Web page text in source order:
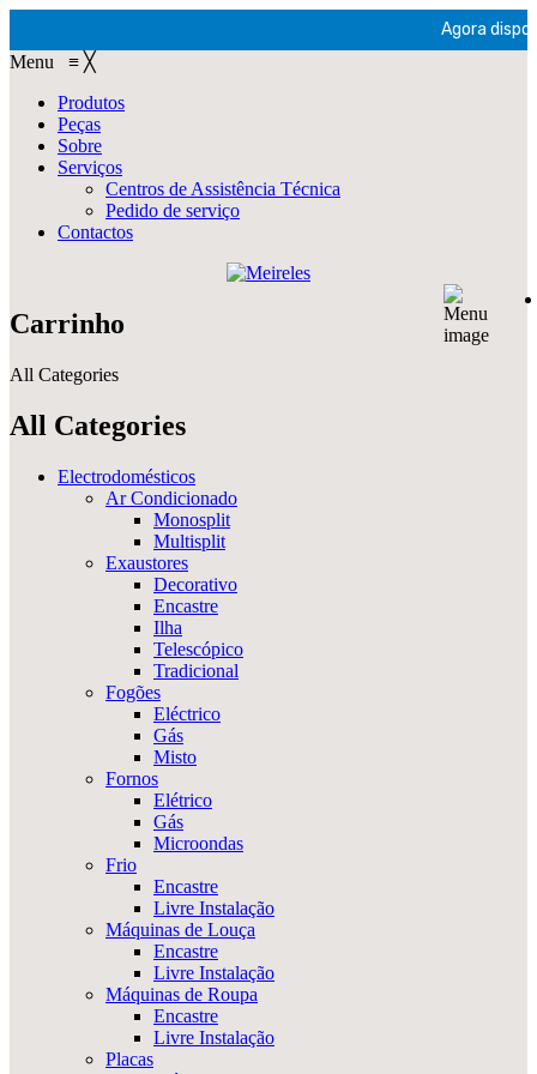
Agora
Menu ≡ ╳
Produtos
Peças
Sobre
Serviços
Centros de Assistência Técnica
Pedido de serviço
Contactos
Carrinho
All Categories
All Categories
Electrodomésticos
Ar Condicionado
Monosplit
Multisplit
Exaustores
Decorativo
Encastre
Ilha
Telescópico
Tradicional
Fogões
Eléctrico
Gás
Misto
Fornos
Elétrico
Gás
Microondas
Frio
Encastre
Livre Instalação
Máquinas de Louça
Encastre
Livre Instalação
Máquinas de Roupa
Encastre
Livre Instalação
Placas